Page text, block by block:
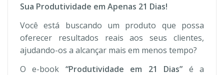
Sua Produtividade em Apenas 21 Dias!
Você está buscando um produto que possa
oferecer resultados reais aos seus clientes,
ajudando-os a alcançar mais em menos tempo?
O e-book “Produtividade em 21 Dias” é a